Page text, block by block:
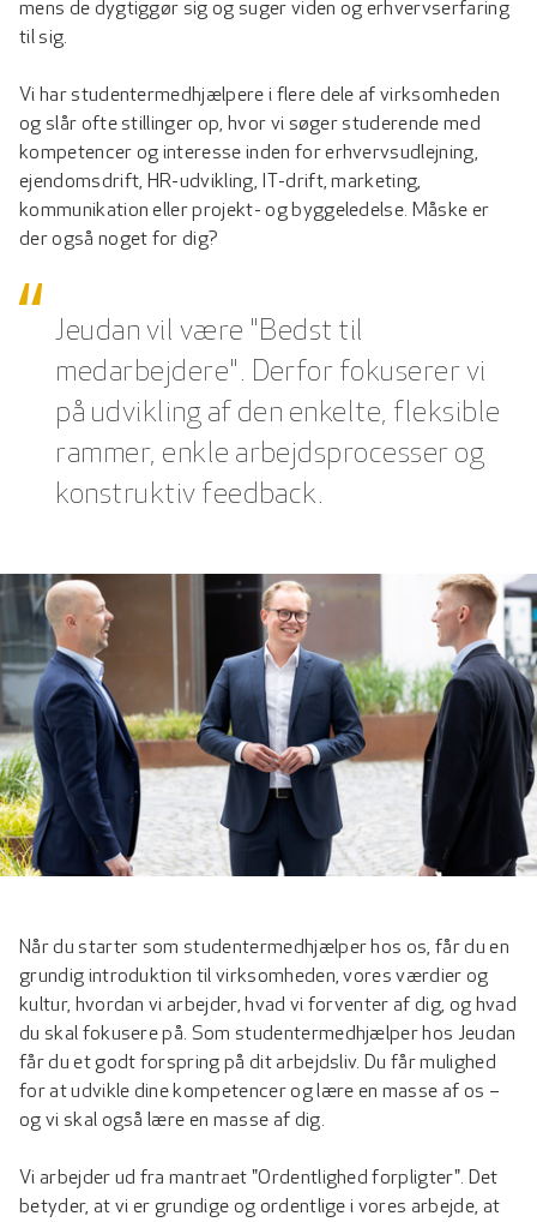
mens de dygtiggør sig og suger viden og erhvervserfaring
til sig.
Vi har studentermedhjælpere i flere dele af virksomheden
og slår ofte stillinger op, hvor vi søger studerende med
kompetencer og interesse inden for erhvervsudlejning,
ejendomsdrift, HR-udvikling, IT-drift, marketing,
kommunikation eller projekt- og byggeledelse. Måske er
der også noget for dig?
Jeudan vil være "Bedst til
medarbejdere". Derfor fokuserer vi
på udvikling af den enkelte, fleksible
rammer, enkle arbejdsprocesser og
konstruktiv feedback.
Når du starter som studentermedhjælper hos os, får du en
grundig introduktion til virksomheden, vores værdier og
kultur, hvordan vi arbejder, hvad vi forventer af dig, og hvad
du skal fokusere på. Som studentermedhjælper hos Jeudan
får du et godt forspring på dit arbejdsliv. Du får mulighed
for at udvikle dine kompetencer og lære en masse af os –
og vi skal også lære en masse af dig.
Vi arbejder ud fra mantraet "Ordentlighed forpligter". Det
betyder, at vi er grundige og ordentlige i vores arbejde, at